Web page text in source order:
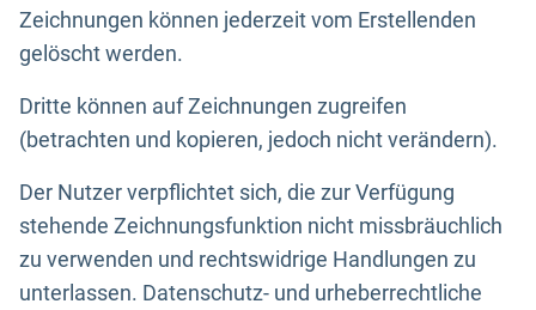
Zeichnungen können jederzeit vom Erstellenden
gelöscht werden.
Dritte können auf Zeichnungen zugreifen
(betrachten und kopieren, jedoch nicht verändern).
Der Nutzer verpflichtet sich, die zur Verfügung
stehende Zeichnungsfunktion nicht missbräuchlich
zu verwenden und rechtswidrige Handlungen zu
unterlassen. Datenschutz- und urheberrechtliche